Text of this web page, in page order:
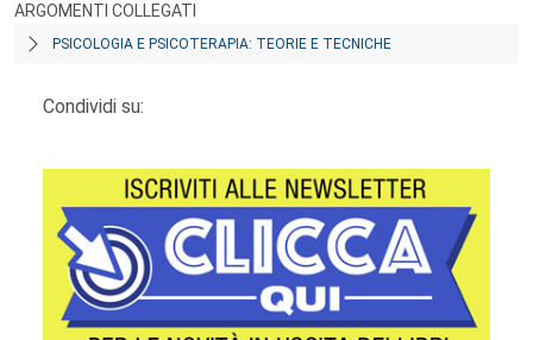
ARGOMENTI COLLEGATI
PSICOLOGIA E PSICOTERAPIA: TEORIE E TECNICHE
Condividi su: